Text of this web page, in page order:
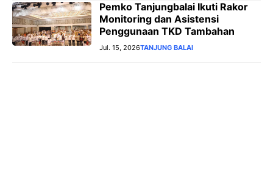
Pemko Tanjungbalai Ikuti Rakor
Monitoring dan Asistensi
Penggunaan TKD Tambahan
Jul. 15, 2026TANJUNG BALAI